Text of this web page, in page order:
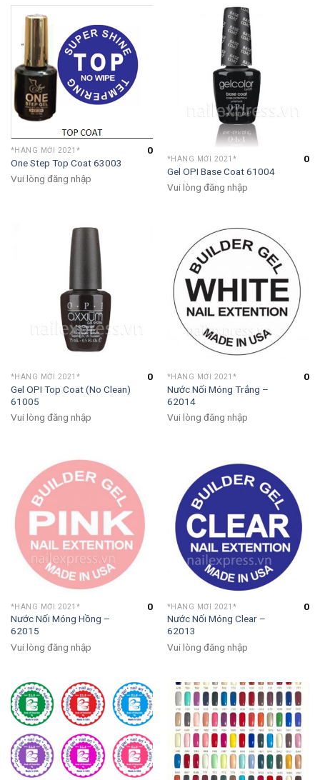
*HÀNG MỚI 2021*
One Step Top Coat 63003
0
Vui lòng đăng nhập
*HÀNG MỚI 2021*
Gel OPI Base Coat 61004
0
Vui lòng đăng nhập
*HÀNG MỚI 2021*
Gel OPI Top Coat (No Clean)
61005
0
Vui lòng đăng nhập
*HÀNG MỚI 2021*
Nước Nối Móng Trắng –
62014
0
Vui lòng đăng nhập
*HÀNG MỚI 2021*
Nước Nối Móng Hồng –
62015
0
Vui lòng đăng nhập
*HÀNG MỚI 2021*
Nước Nối Móng Clear –
62013
0
Vui lòng đăng nhập